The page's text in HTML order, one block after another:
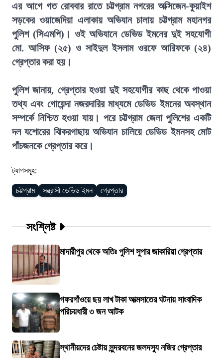
এর আগে গত রোববার রাতে চট্টগ্রাম নগরের অক্সিজেন-কুয়াইশ
সড়কের ওয়াজেদিয়া এলাকায় অভিযান চালায় চট্টগ্রাম মহানগর
পুলিশ (সিএমপি)। ওই অভিযানে ডেভিড ইমনের দুই সহযোগী
মো. আসিফ (২৫) ও সাইদুল ইসলাম ওরফে আরিফকে (২৪)
গ্রেপ্তার করা হয়।
পুলিশ জানায়, গ্রেপ্তার হওয়া দুই সহযোগীর কাছ থেকে পাওয়া
তথ্য এবং গোয়েন্দা নজরদারির মাধ্যমে ডেভিড ইমনের অবস্থান
সম্পর্কে নিশ্চিত হওয়া যায়। পরে চট্টগ্রাম জেলা পুলিশের একটি
দল যশোরের ঝিকরগাছায় অভিযান চালিয়ে ডেভিড ইমনসহ মোট
পাঁচজনকে গ্রেপ্তার করে।
ট্যাগসমূহ:
চট্টগ্রাম সন্ত্রাসী ডেভিড ইমন গ্রেপ্তার
সংশ্লিষ্ট
মাদারীপুর থেকে অতিঃ পুলিশ সুপার জাকারিয়া গ্রেপ্তার
গফরগাঁওয়ে ছয় লাখ টাকা আত্মসাতের ঘটনায় সাংবাদিক
পরিচয়ধারী ৩ জন আটক
স্থানীয়দের চেষ্টায় সুন্দরবনের জলদস্যু নজির গ্রেপ্তার